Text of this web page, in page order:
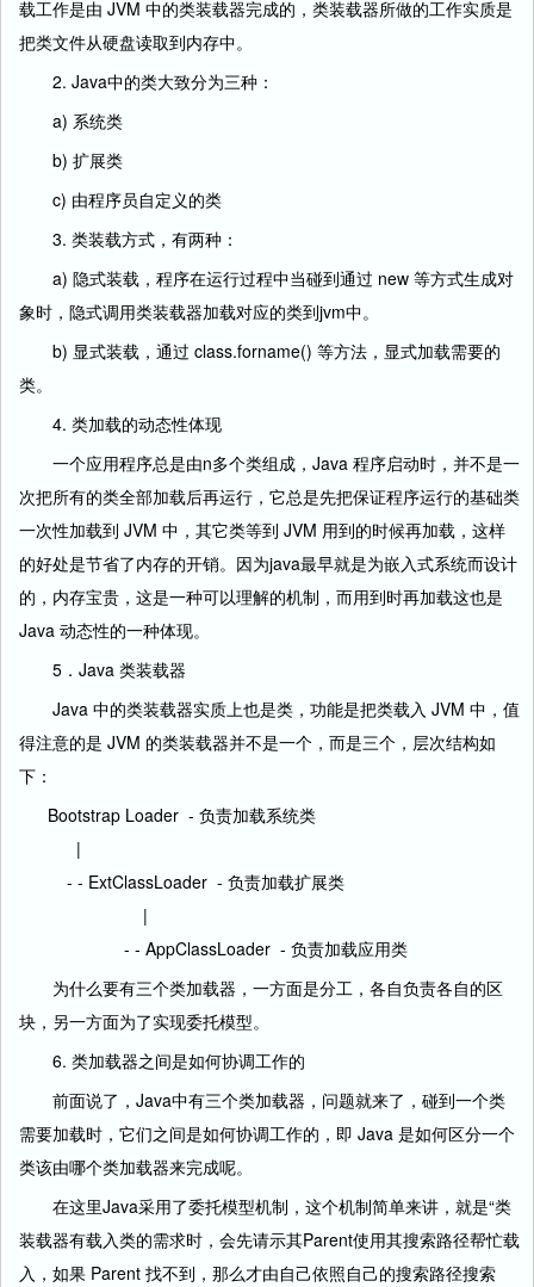
载工作是由 JVM 中的类装载器完成的，类装载器所做的工作实质是
把类文件从硬盘读取到内存中。
2. Java中的类大致分为三种：
a) 系统类
b) 扩展类
c) 由程序员自定义的类
3. 类装载方式，有两种：
a) 隐式装载，程序在运行过程中当碰到通过 new 等方式生成对
象时，隐式调用类装载器加载对应的类到jvm中。
b) 显式装载，通过 class.forname() 等方法，显式加载需要的
类。
4. 类加载的动态性体现
一个应用程序总是由n多个类组成，Java 程序启动时，并不是一
次把所有的类全部加载后再运行，它总是先把保证程序运行的基础类
一次性加载到 JVM 中，其它类等到 JVM 用到的时候再加载，这样
的好处是节省了内存的开销。因为java最早就是为嵌入式系统而设计
的，内存宝贵，这是一种可以理解的机制，而用到时再加载这也是
Java 动态性的一种体现。
5．Java 类装载器
Java 中的类装载器实质上也是类，功能是把类载入 JVM 中，值
得注意的是 JVM 的类装载器并不是一个，而是三个，层次结构如
下：
Bootstrap Loader - 负责加载系统类
|
- - ExtClassLoader - 负责加载扩展类
|
- - AppClassLoader - 负责加载应用类
为什么要有三个类加载器，一方面是分工，各自负责各自的区
块，另一方面为了实现委托模型。
6. 类加载器之间是如何协调工作的
前面说了，Java中有三个类加载器，问题就来了，碰到一个类
需要加载时，它们之间是如何协调工作的，即 Java 是如何区分一个
类该由哪个类加载器来完成呢。
在这里Java采用了委托模型机制，这个机制简单来讲，就是“类
装载器有载入类的需求时，会先请示其Parent使用其搜索路径帮忙载
入，如果 Parent 找不到，那么才由自己依照自己的搜索路径搜索